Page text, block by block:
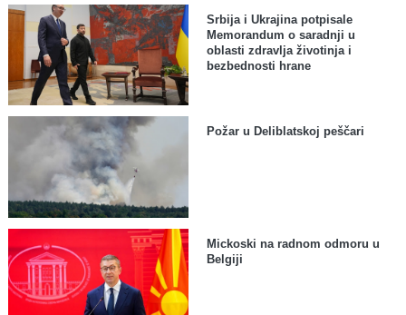
Srbija i Ukrajina potpisale
Memorandum o saradnji u
oblasti zdravlja životinja i
bezbednosti hrane
Požar u Deliblatskoj peščari
Mickoski na radnom odmoru u
Belgiji